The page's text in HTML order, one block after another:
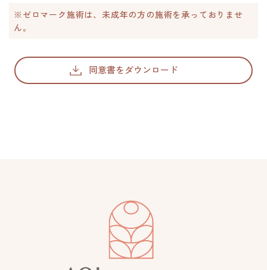
※ゼロマーク施術は、未成年の方の施術を承っておりませ
ん。
同意書をダウンロード